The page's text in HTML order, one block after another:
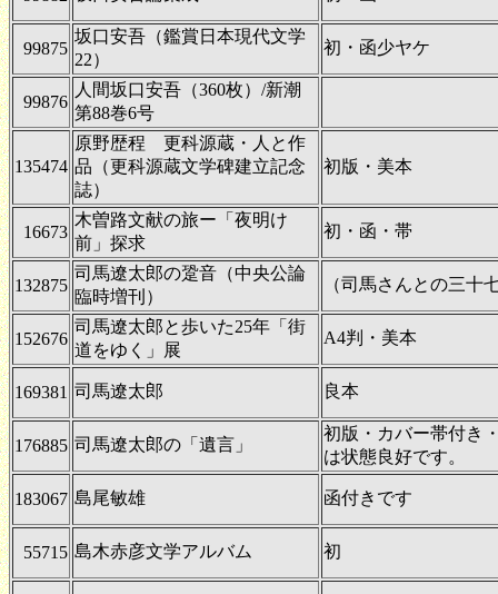
99875
坂口安吾（鑑賞日本現代文学
22）
初・函少ヤケ
99876
人間坂口安吾（360枚）/新潮
第88巻6号
135474
原野歴程 更科源蔵・人と作
品（更科源蔵文学碑建立記念
誌）
初版・美本
16673
木曽路文献の旅ー「夜明け
前」探求
初・函・帯
132875
司馬遼太郎の跫音（中央公論
臨時増刊）
（司馬さんとの三十
152676
司馬遼太郎と歩いた25年「街
道をゆく」展
A4判・美本
169381 司馬遼太郎 良本
176885 司馬遼太郎の「遺言」
初版・カバー帯付き
は状態良好です。
183067 島尾敏雄 函付きです
55715 島木赤彦文学アルバム 初